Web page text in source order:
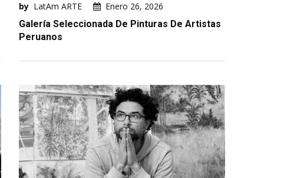
by LatAm ARTE
Enero 26, 2026
Galería Seleccionada De Pinturas De Artistas
Peruanos